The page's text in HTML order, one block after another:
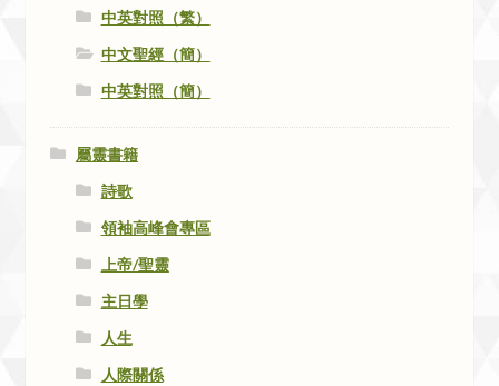
中英對照（繁）
中文聖經（簡）
中英對照（簡）
屬靈書籍
詩歌
領袖高峰會專區
上帝/聖靈
主日學
人生
人際關係